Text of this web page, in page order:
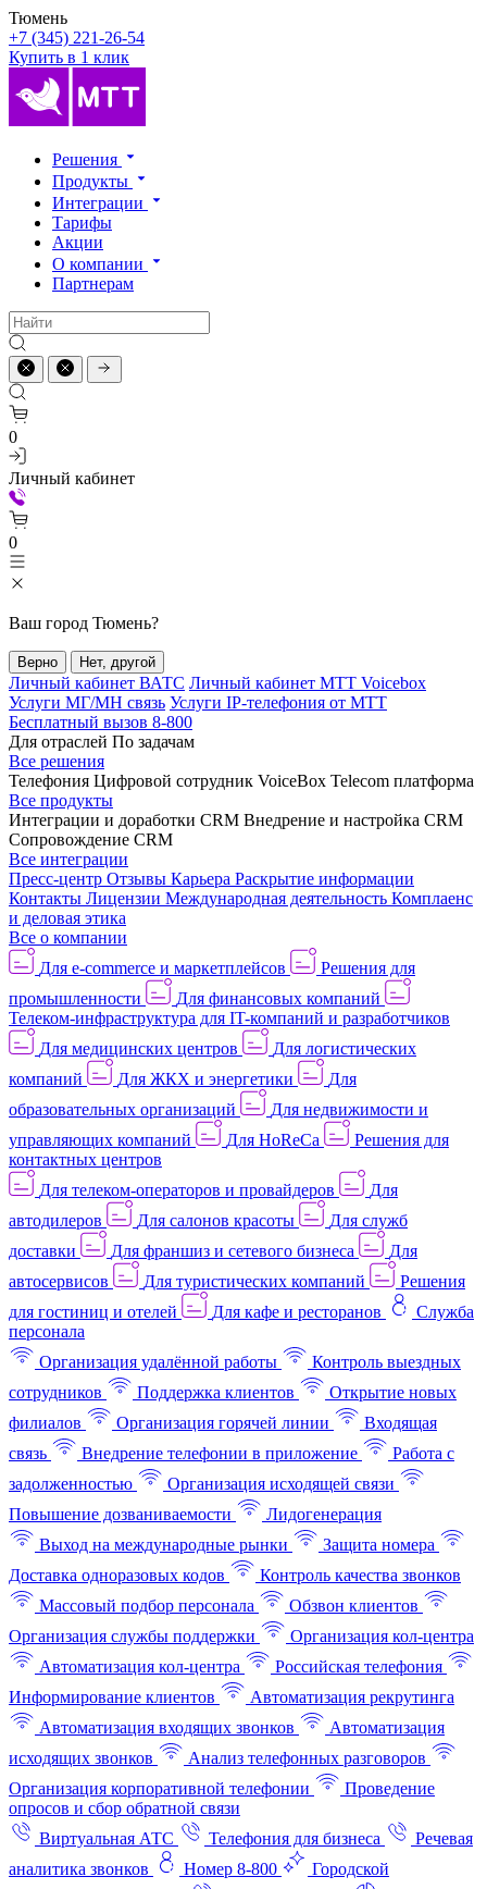
Тюмень
+7 (345) 221-26-54
Купить в 1 клик
Решения
Продукты
Интеграции
Тарифы
Акции
О компании
Партнерам
0
Личный кабинет
0
Ваш город Тюмень?
Верно Нет, другой
Личный кабинет ВАТС Личный кабинет МТТ Voicebox
Услуги МГ/МН связь Услуги IP-телефония от МТТ
Бесплатный вызов 8-800
Для отраслей По задачам
Все решения
Телефония Цифровой сотрудник VoiceBox Telecom платформа
Все продукты
Интеграции и доработки CRM Внедрение и настройка CRM
Сопровождение CRM
Все интеграции
Пресс-центр Отзывы Карьера Раскрытие информации
Контакты Лицензии Международная деятельность Комплаенс
и деловая этика
Все о компании
Для e-commerce и маркетплейсов
Решения для
промышленности
Для финансовых компаний
Телеком-инфраструктура для IT-компаний и разработчиков
Для медицинских центров
Для логистических
компаний
Для ЖКХ и энергетики
Для
образовательных организаций
Для недвижимости и
управляющих компаний
Для HoReCa
Решения для
контактных центров
Для телеком-операторов и провайдеров
Для
автодилеров
Для салонов красоты
Для служб
доставки
Для франшиз и сетевого бизнеса
Для
автосервисов
Для туристических компаний
Решения
для гостиниц и отелей
Для кафе и ресторанов
Служба
персонала
Организация удалённой работы
Контроль выездных
сотрудников
Поддержка клиентов
Открытие новых
филиалов
Организация горячей линии
Входящая
связь
Внедрение телефонии в приложение
Работа с
задолженностью
Организация исходящей связи
Повышение дозваниваемости
Лидогенерация
Выход на международные рынки
Защита номера
Доставка одноразовых кодов
Контроль качества звонков
Массовый подбор персонала
Обзвон клиентов
Организация службы поддержки
Организация кол-центра
Автоматизация кол-центра
Российская телефония
Информирование клиентов
Автоматизация рекрутинга
Автоматизация входящих звонков
Автоматизация
исходящих звонков
Анализ телефонных разговоров
Организация корпоративной телефонии
Проведение
опросов и сбор обратной связи
Виртуальная АТС
Телефония для бизнеса
Речевая
аналитика звонков
Номер 8-800
Городской